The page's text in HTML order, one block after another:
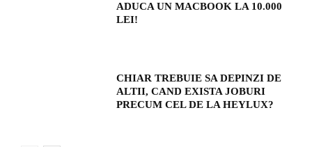
ADUCA UN MACBOOK LA 10.000
LEI!
CHIAR TREBUIE SA DEPINZI DE
ALTII, CAND EXISTA JOBURI
PRECUM CEL DE LA HEYLUX?